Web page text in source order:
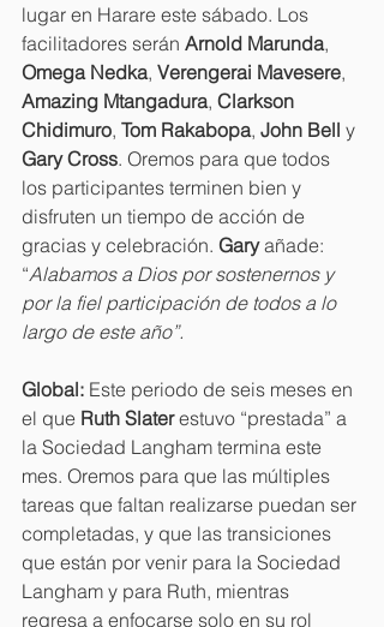
lugar en Harare este sábado. Los
facilitadores serán Arnold Marunda,
Omega Nedka, Verengerai Mavesere,
Amazing Mtangadura, Clarkson
Chidimuro, Tom Rakabopa, John Bell y
Gary Cross. Oremos para que todos
los participantes terminen bien y
disfruten un tiempo de acción de
gracias y celebración. Gary añade:
“Alabamos a Dios por sostenernos y
por la fiel participación de todos a lo
largo de este año”.
Global: Este periodo de seis meses en
el que Ruth Slater estuvo “prestada” a
la Sociedad Langham termina este
mes. Oremos para que las múltiples
tareas que faltan realizarse puedan ser
completadas, y que las transiciones
que están por venir para la Sociedad
Langham y para Ruth, mientras
regresa a enfocarse solo en su rol